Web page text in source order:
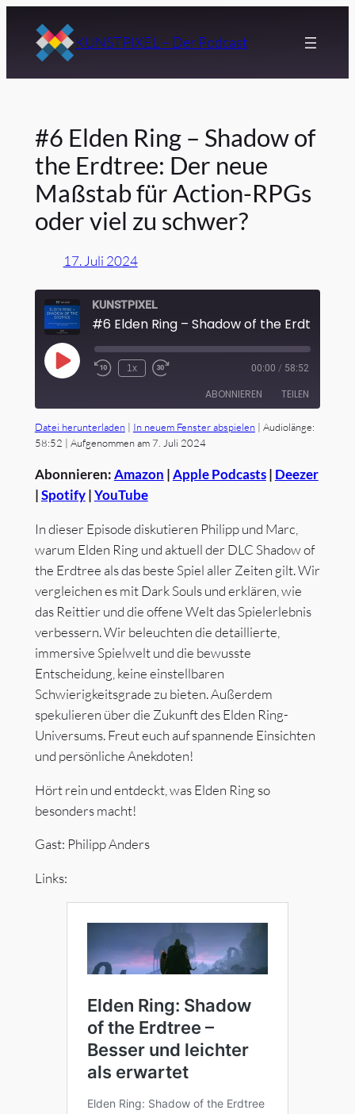
Inhalt
springen
KUNSTPIXEL – Der Podcast
#6 Elden Ring – Shadow of
the Erdtree: Der neue
Maßstab für Action-RPGs
oder viel zu schwer?
17. Juli 2024
KUNSTPIXEL
Play
Episode
1x 00:00 / 58:52
ABONNIEREN TEILEN
Amazon
YouTube
TEILEN
LINK
EMBED
Datei herunterladen| In neuem Fenster abspielen| Audiolänge:
58:52 | Aufgenommen am 7. Juli 2024
Abonnieren:Amazon |Apple Podcasts| Deezer
|Spotify|YouTube
In dieser Episode diskutieren Philipp und Marc,
warum Elden Ring und aktuell der DLC Shadow of
the Erdtree als das beste Spiel aller Zeiten gilt. Wir
vergleichen es mit Dark Souls und erklären, wie
das Reittier und die offene Welt das Spielerlebnis
verbessern. Wir beleuchten die detaillierte,
immersive Spielwelt und die bewusste
Entscheidung, keine einstellbaren
Schwierigkeitsgrade zu bieten. Außerdem
spekulieren über die Zukunft des Elden Ring-
Universums. Freut euch auf spannende Einsichten
und persönliche Anekdoten!
Hört rein und entdeckt, was Elden Ring so
besonders macht!
Gast: Philipp Anders
Links: